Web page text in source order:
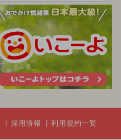
採用情報 利用規約一覧